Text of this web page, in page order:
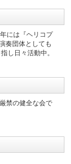
には『ヘリコプ
奏団体としても
し日々活動中。
禁の健全な会で